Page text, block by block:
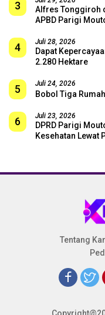
3
Alfres Tonggiroh
APBD Parigi
4 Juli 28, 2026
Dapat
2.280 Hektare
5 Juli 24, 2026
Bobol Tiga
6 Juli 23, 2026
DPRD Parigi
Kesehatan Lewat
Tentang